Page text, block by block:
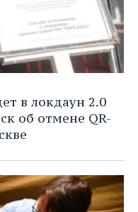
в локдаун 2.0
об отмене QR-